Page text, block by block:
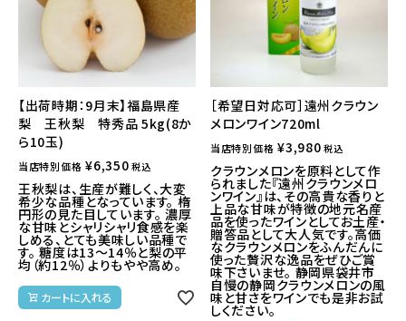
【出荷時期：9月末】福島県産
梨 王秋梨 特秀品 5kg(8か
ら10玉)
当店特別価格 ¥6,350 税込
王秋梨は、生産が難しく、大変
希少な品種となっています。 楕
円形の見た目しています。 濃厚
な甘味とシャリシャリ食感を楽
しめる、とても美味しい品種で
す。 糖度は13〜14％と梨の平
均（約12％）よりもやや高め。
カートに入れる
［希望日対応可］遠州クラウン
メロンワイン720ml
当店特別価格 ¥3,980 税込
クラウンメロンを原料として作
られました『遠州クラウンメロ
ンワイン』は、その高貴な香りと
上品な甘味が特徴の地元名産
品を使ったワインとしてお土産・
贈答品として大人気です。高価
なクラウンメロンをふんだんに
使った贅沢な逸品をぜひご賞
味下さいませ。 静岡県袋井市
自慢の静岡クラウンメロンの風
味と甘さをワインでも是非お試
しください。